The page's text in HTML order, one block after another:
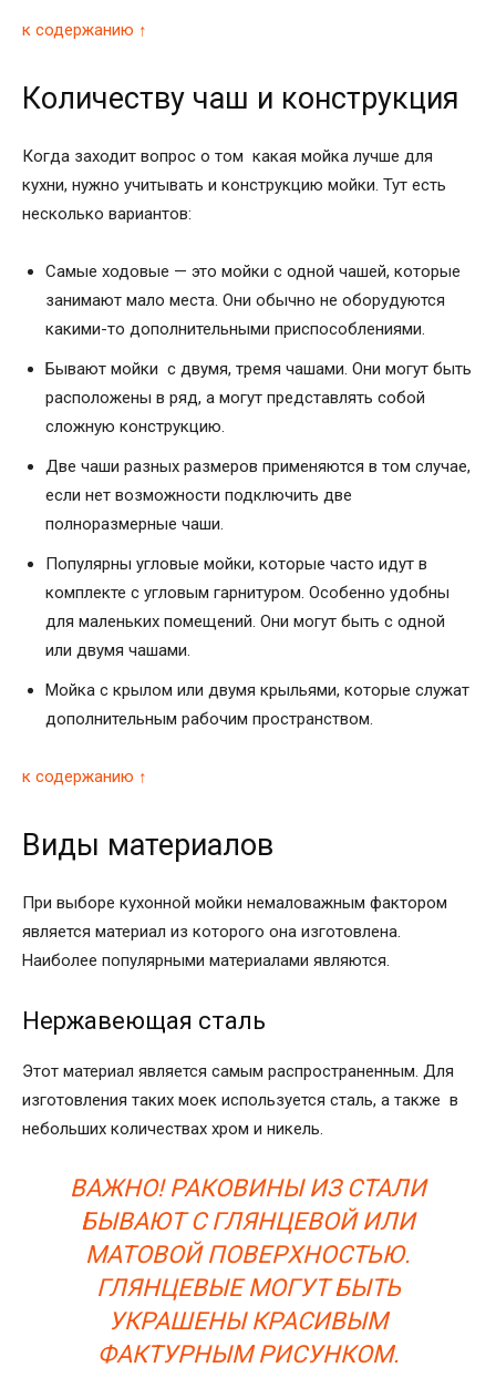
к содержанию ↑
Количеству чаш и конструкция
Когда заходит вопрос о том какая мойка лучше для
кухни, нужно учитывать и конструкцию мойки. Тут есть
несколько вариантов:
Самые ходовые — это мойки с одной чашей, которые
занимают мало места. Они обычно не оборудуются
какими-то дополнительными приспособлениями.
Бывают мойки с двумя, тремя чашами. Они могут быть
расположены в ряд, а могут представлять собой
сложную конструкцию.
Две чаши разных размеров применяются в том случае,
если нет возможности подключить две
полноразмерные чаши.
Популярны угловые мойки, которые часто идут в
комплекте с угловым гарнитуром. Особенно удобны
для маленьких помещений. Они могут быть с одной
или двумя чашами.
Мойка с крылом или двумя крыльями, которые служат
дополнительным рабочим пространством.
к содержанию ↑
Виды материалов
При выборе кухонной мойки немаловажным фактором
является материал из которого она изготовлена.
Наиболее популярными материалами являются.
Нержавеющая сталь
Этот материал является самым распространенным. Для
изготовления таких моек используется сталь, а также в
небольших количествах хром и никель.
ВАЖНО! РАКОВИНЫ ИЗ СТАЛИ
БЫВАЮТ С ГЛЯНЦЕВОЙ ИЛИ
МАТОВОЙ ПОВЕРХНОСТЬЮ.
ГЛЯНЦЕВЫЕ МОГУТ БЫТЬ
УКРАШЕНЫ КРАСИВЫМ
ФАКТУРНЫМ РИСУНКОМ.